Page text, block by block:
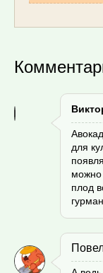
для
можно
плод